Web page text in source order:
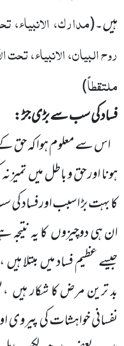
ہیں۔(مدارک، الانبیاء،
روح البیان، الانبیاء، تحت
ملتقطاً)
فساد کی سب سے بڑی جڑ :
اس سے معلوم ہوا کہ حق
ہونا اور حق و باطل میںتمیز
کا بہت بڑ اسبب اورفساد
ان ہی دوچیزوںکا یہ
جیسے عظیم فساد میںمبتلا ہیں
بد ترین مرض کا شکار ہیں
نفسانی خواہشات کی پیروی